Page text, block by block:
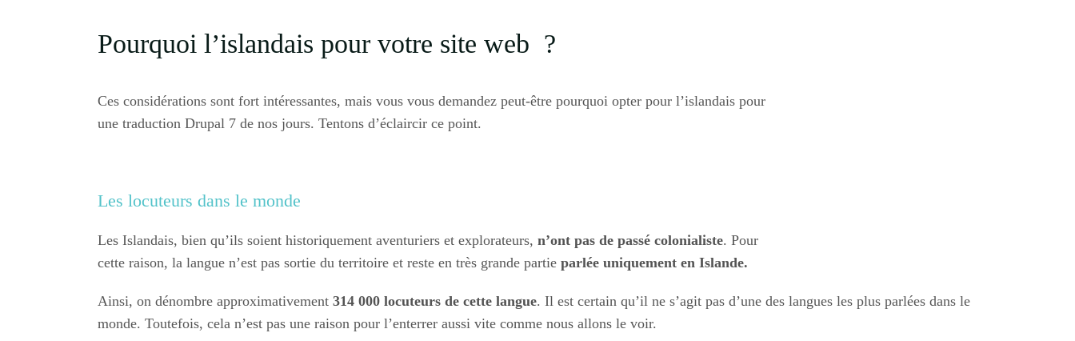
Pourquoi l’islandais pour votre site web ?
Ces considérations sont fort intéressantes, mais vous vous demandez peut-être pourquoi opter pour l’islandais pour
une traduction Drupal 7 de nos jours. Tentons d’éclaircir ce point.
Les locuteurs dans le monde
Les Islandais, bien qu’ils soient historiquement aventuriers et explorateurs, n’ont pas de passé colonialiste. Pour
cette raison, la langue n’est pas sortie du territoire et reste en très grande partie parlée uniquement en Islande.
Ainsi, on dénombre approximativement 314 000 locuteurs de cette langue. Il est certain qu’il ne s’agit pas d’une des langues les plus parlées dans le
monde. Toutefois, cela n’est pas une raison pour l’enterrer aussi vite comme nous allons le voir.